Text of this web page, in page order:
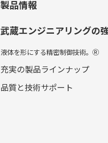
製品情報
武蔵エンジニアリングの
液体を形にする精密制御技術。 Ⓡ
充実の製品ラインナップ
品質と技術サポート